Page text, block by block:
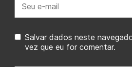
mail:
Salvar dados neste
vez que eu for comentar.